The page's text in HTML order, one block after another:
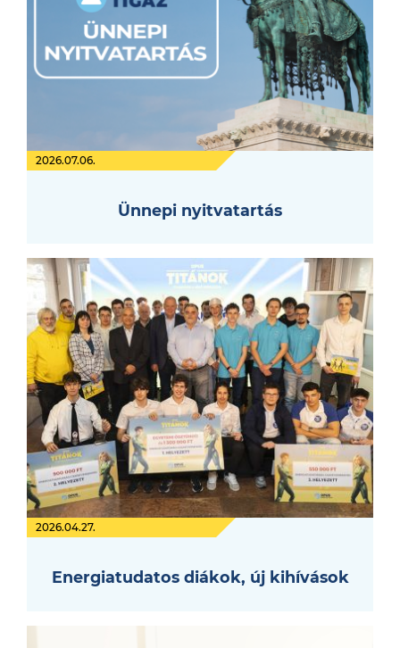
2026.07.06.
Ünnepi nyitvatartás
2026.04.27.
Energiatudatos diákok, új kihívások